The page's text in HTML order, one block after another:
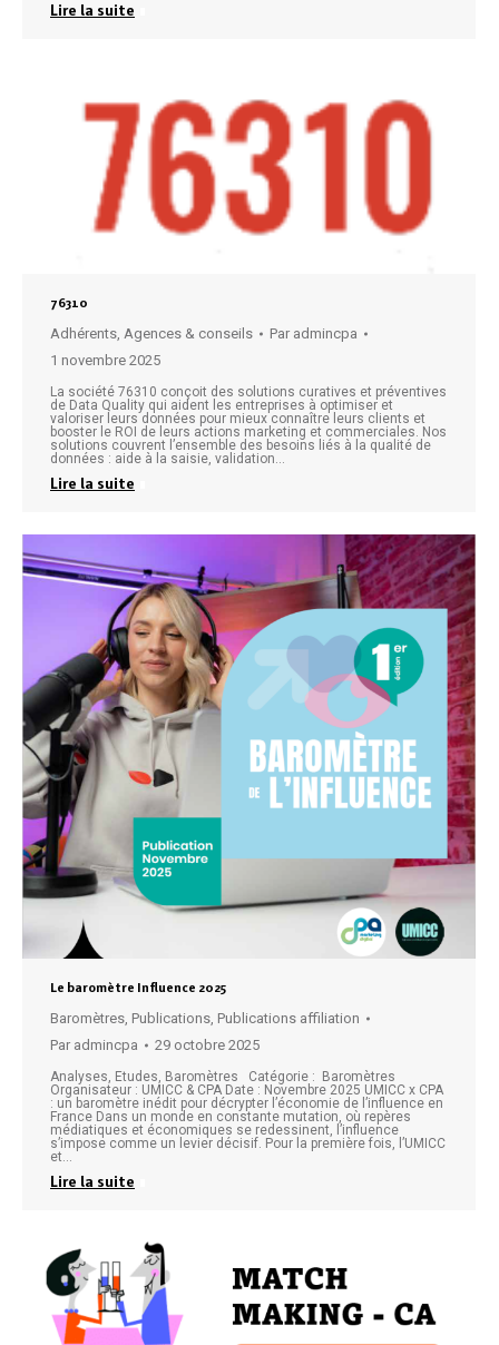
Lire la suite
76310
Adhérents, Agences & conseils Par admincpa
1 novembre 2025
La société 76310 conçoit des solutions curatives et préventives
de Data Quality qui aident les entreprises à optimiser et
valoriser leurs données pour mieux connaître leurs clients et
booster le ROI de leurs actions marketing et commerciales. Nos
solutions couvrent l’ensemble des besoins liés à la qualité de
données : aide à la saisie, validation…
Lire la suite
Le baromètre Influence 2025
Baromètres Publications Publications affiliation
Par admincpa 29 octobre 2025
Analyses, Etudes, Baromètres Catégorie : Baromètres
Organisateur : UMICC & CPA Date : Novembre 2025 UMICC x CPA
: un baromètre inédit pour décrypter l’économie de l’influence en
France Dans un monde en constante mutation, où repères
médiatiques et économiques se redessinent, l’influence
s’impose comme un levier décisif. Pour la première fois, l’UMICC
et…
Lire la suite